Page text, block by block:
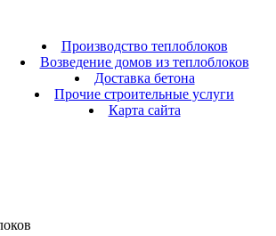
Производство теплоблоков
Возведение домов из теплоблоков
Доставка бетона
Прочие строительные услуги
Карта сайта